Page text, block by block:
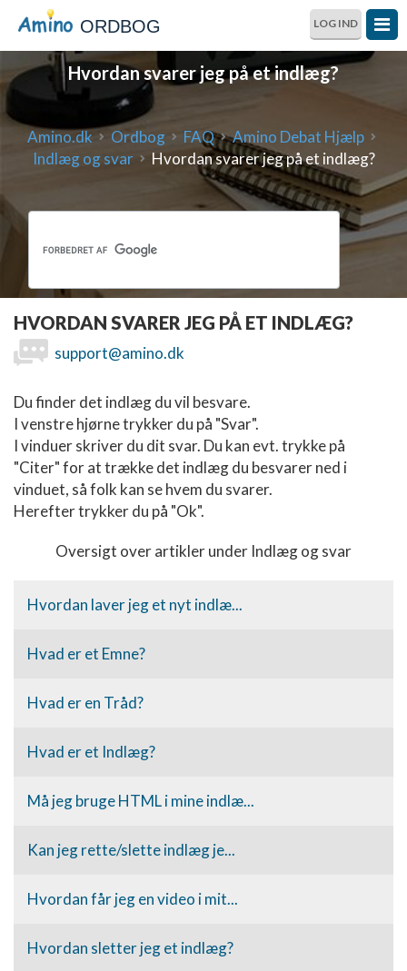
ORDBOG LOG IND
Hvordan svarer jeg på et indlæg?
Amino.dk Ordbog FAQ
Amino Debat Hjælp
Indlæg og svar
Hvordan svarer jeg på et indlæg?
HVORDAN SVARER JEG PÅ ET INDLÆG?
support@amino.dk
Du finder det indlæg du vil besvare.
I venstre hjørne trykker du på "Svar".
I vinduer skriver du dit svar. Du kan evt. trykke på
"Citer" for at trække det indlæg du besvarer ned i
vinduet, så folk kan se hvem du svarer.
Herefter trykker du på "Ok".
Oversigt over artikler under Indlæg og svar
Hvordan laver jeg et nyt indlæ...
Hvad er et Emne?
Hvad er en Tråd?
Hvad er et Indlæg?
Må jeg bruge HTML i mine indlæ...
Kan jeg rette/slette indlæg je...
Hvordan får jeg en video i mit...
Hvordan sletter jeg et indlæg?